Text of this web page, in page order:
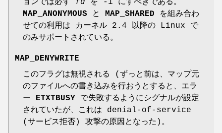
MAP_ANONYMOUS と MAP_SHARED を組み合わ
せての利用は カーネル 2.4 以降の Linux で
のみサポートされている。
MAP_DENYWRITE
このフラグは無視される (ずっと前は、マップ元
のファイルへの書き込みを行おうとすると、エラ
ー
ETXTBUSY で失敗するようにシグナルが設定
されていたが、これは denial-of-service
(サービス拒否) 攻撃の原因となった)。